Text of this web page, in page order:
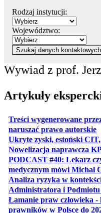
Rodzaj instytucji:
Województwo:
Szukaj danych kontaktowych
Wywiad z prof.
Artykuły
Treści wygenerowane
naruszać prawo autorskie
Ukryte zyski, estoński CIT,
Nowelizacja naprawcza
PODCAST #40: Lekarz
medycznym mówi Michał
Analiza ryzyka w
Administratora i
Łamanie praw człowieka
prawników w Polsce do